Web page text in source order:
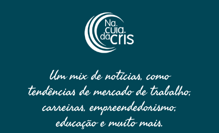
Um mix de notícias, como
tendências de mercado de trabalho,
carreiras, empreendedorismo,
educação e muito mais.